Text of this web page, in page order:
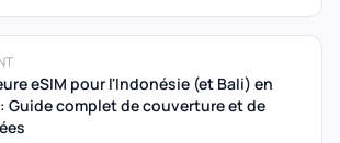
eSIM pour l'Indonésie (et Bali) en
Guide complet de couverture et de